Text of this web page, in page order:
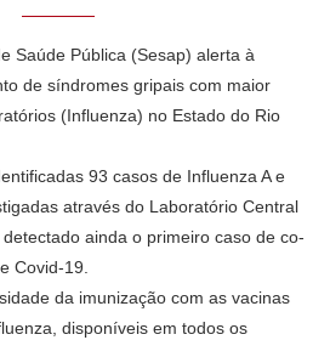
Saúde Pública (Sesap) alerta à
de síndromes gripais com maior
(Influenza) no Estado do Rio
93 casos de Influenza A e
através do Laboratório Central
ainda o primeiro caso de co-
Covid-19.
da imunização com as vacinas
disponíveis em todos os